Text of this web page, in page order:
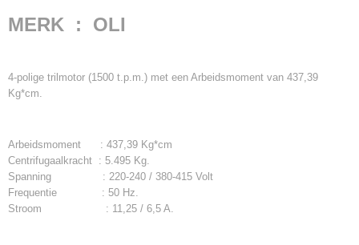
MERK : OLI
4-polige trilmotor (1500 t.p.m.) met een Arbeidsmoment van 437,39
Kg*cm.
Arbeidsmoment : 437,39 Kg*cm
Centrifugaalkracht : 5.495 Kg.
Spanning : 220-240 / 380-415 Volt
Frequentie : 50 Hz.
Stroom : 11,25 / 6,5 A.